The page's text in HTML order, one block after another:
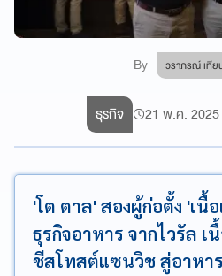
By วราภรณ์ เทีย
ธุรกิจ 21 พ.ค. 2025
'โต ตาล' สองผู้ก่อตั้ง 'เนื้
ธุรกิจอาหาร จากไวรัล เ
ชีสโทสต์แซนวิช สู่อาหา